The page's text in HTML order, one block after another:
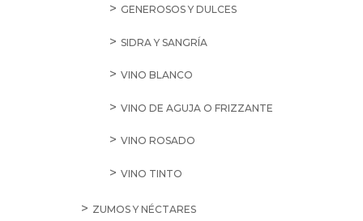
GENEROSOS Y DULCES
SIDRA Y SANGRÍA
VINO BLANCO
VINO DE AGUJA O FRIZZANTE
VINO ROSADO
VINO TINTO
ZUMOS Y NÉCTARES